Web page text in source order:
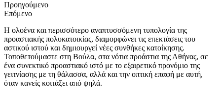
Προηγούμενο
Επόμενο
Η ολοένα και περισσότερο αναπτυσσόμενη τυπολογία της
προαστιακής πολυκατοικίας, διαμορφώνει τις επεκτάσεις του
αστικού ιστού και δημιουργεί νέες συνθήκες κατοίκησης.
Τοποθετούμαστε στη Βούλα, στα νότια προάστια της Αθήνας, σε
ένα συνεκτικό προαστιακό ιστό με το εξαιρετικό προνόμιο της
γειτνίασης με τη θάλασσα, αλλά και την οπτική επαφή με αυτή,
όταν κανείς κοιτάξει από ψηλά.